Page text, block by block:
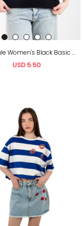
Wholesale Women's Black Basic T-Shirt
USD 5.50